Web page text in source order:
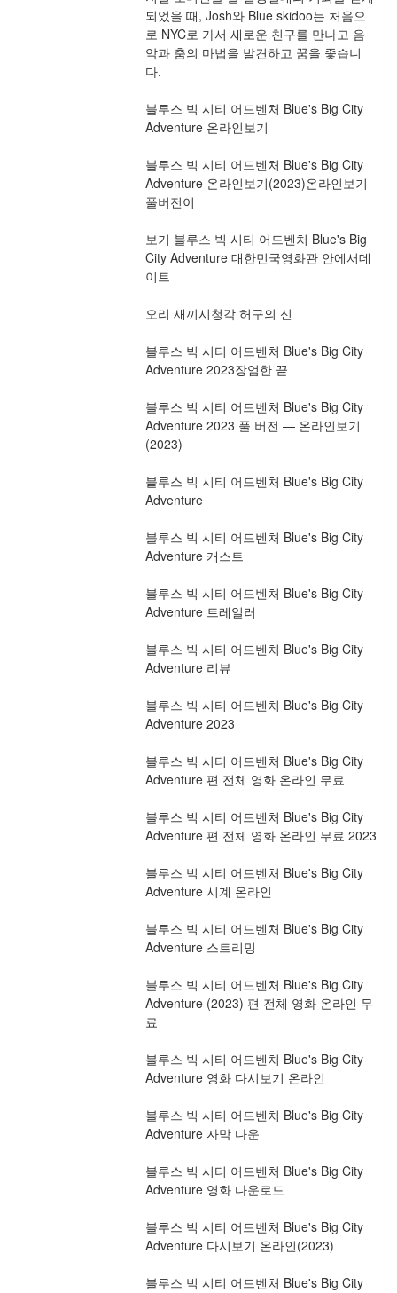
되었을 때, Josh와 Blue skidoo는 처음으
로 NYC로 가서 새로운 친구를 만나고 음
악과 춤의 마법을 발견하고 꿈을 좇습니
다.
블루스 빅 시티 어드벤처 Blue's Big City
Adventure 온라인보기
블루스 빅 시티 어드벤처 Blue's Big City
Adventure 온라인보기(2023)온라인보기
풀버전이
보기 블루스 빅 시티 어드벤처 Blue's Big
City Adventure 대한민국영화관 안에서데
이트
오리 새끼시청각 허구의 신
블루스 빅 시티 어드벤처 Blue's Big City
Adventure 2023장엄한 끝
블루스 빅 시티 어드벤처 Blue's Big City
Adventure 2023 풀 버전 — 온라인보기
(2023)
블루스 빅 시티 어드벤처 Blue's Big City
Adventure
블루스 빅 시티 어드벤처 Blue's Big City
Adventure 캐스트
블루스 빅 시티 어드벤처 Blue's Big City
Adventure 트레일러
블루스 빅 시티 어드벤처 Blue's Big City
Adventure 리뷰
블루스 빅 시티 어드벤처 Blue's Big City
Adventure 2023
블루스 빅 시티 어드벤처 Blue's Big City
Adventure 편 전체 영화 온라인 무료
블루스 빅 시티 어드벤처 Blue's Big City
Adventure 편 전체 영화 온라인 무료 2023
블루스 빅 시티 어드벤처 Blue's Big City
Adventure 시계 온라인
블루스 빅 시티 어드벤처 Blue's Big City
Adventure 스트리밍
블루스 빅 시티 어드벤처 Blue's Big City
Adventure (2023) 편 전체 영화 온라인 무
료
블루스 빅 시티 어드벤처 Blue's Big City
Adventure 영화 다시보기 온라인
블루스 빅 시티 어드벤처 Blue's Big City
Adventure 자막 다운
블루스 빅 시티 어드벤처 Blue's Big City
Adventure 영화 다운로드
블루스 빅 시티 어드벤처 Blue's Big City
Adventure 다시보기 온라인(2023)
블루스 빅 시티 어드벤처 Blue's Big City